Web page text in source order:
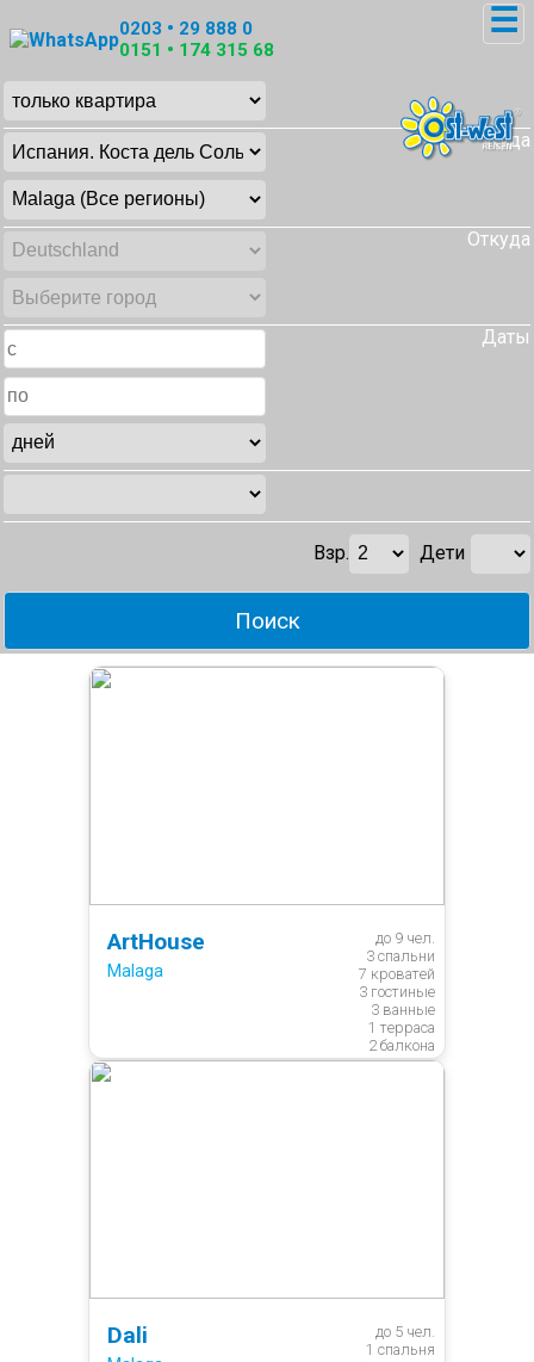
0203 • 29 888 0
0151 • 174 315 68
☰
Куда
Откуда
Даты
Взр. Дети
до 9 чел.
3 спальни
7 кроватей
3 гостиные
3 ванные
1 терраса
2 балкона
ArtHouse
Malaga
до 5 чел.
1 спальня
Dali